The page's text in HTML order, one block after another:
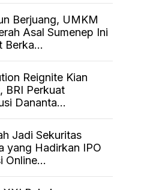
Berjuang, UMKM
Asal Sumenep Ini
Berka...
Reignite Kian
BRI Perkuat
Dananta...
Jadi Sekuritas
yang Hadirkan IPO
Online...